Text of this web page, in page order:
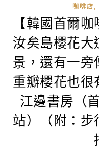
咖啡店,
【韓國首爾
汝矣島櫻花大
景，還有一旁
重瓣櫻花也很
江邊書房（
站）（附：步